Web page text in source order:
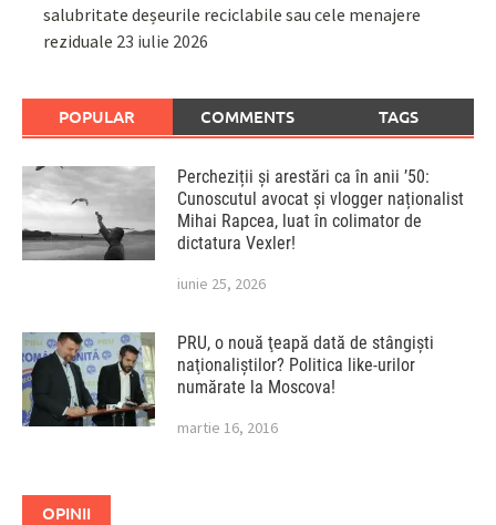
salubritate deșeurile reciclabile sau cele menajere
reziduale 23 iulie 2026
POPULAR COMMENTS TAGS
Percheziții și arestări ca în anii ’50:
Cunoscutul avocat și vlogger naționalist
Mihai Rapcea, luat în colimator de
dictatura Vexler!
iunie 25, 2026
PRU, o nouă ţeapă dată de stângişti
naţionaliştilor? Politica like-urilor
numărate la Moscova!
martie 16, 2016
OPINII